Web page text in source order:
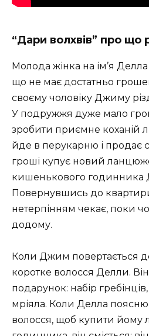
“Дари волхвів” про що
Молода жінка на ім’я
що не має достатньо
своєму чоловіку Джиму
У подружжя дуже мало
зробити приємне коханій
йде в перукарню і продає
гроші купує новий
кишенькового годинника
Повернувшись до
нетерпінням чекає, поки
додому.
Коли Джим повертається
коротке волосся Делли.
подарунок: набір
мріяла. Коли Делла
волосся, щоб купити йому